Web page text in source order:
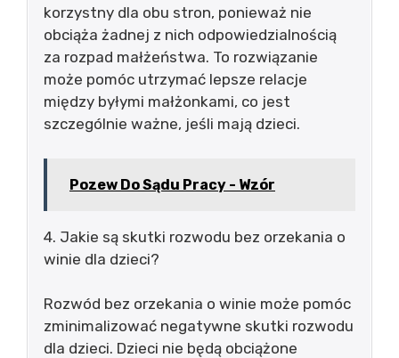
korzystny dla obu stron, ponieważ nie
obciąża żadnej z nich odpowiedzialnością
za rozpad małżeństwa. To rozwiązanie
może pomóc utrzymać lepsze relacje
między byłymi małżonkami, co jest
szczególnie ważne, jeśli mają dzieci.
Pozew Do Sądu Pracy - Wzór
4. Jakie są skutki rozwodu bez orzekania o
winie dla dzieci?
Rozwód bez orzekania o winie może pomóc
zminimalizować negatywne skutki rozwodu
dla dzieci. Dzieci nie będą obciążone